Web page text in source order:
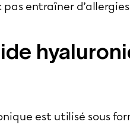
entraîner
est utilisé sous